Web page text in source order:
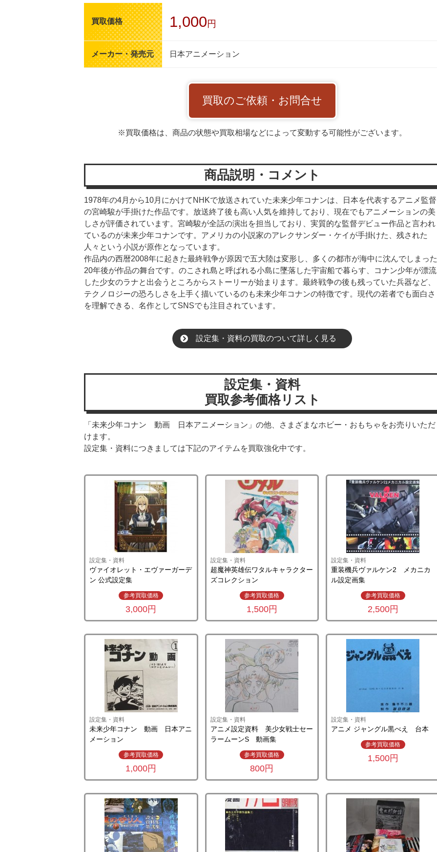
買取価格 1,000円
メーカー・発売元 日本アニメーション
買取のご依頼・お問合せ
※買取価格は、商品の状態や買取相場などによって変動する可能性がございます。
商品説明・コメント
1978年の4月から10月にかけてNHKで放送されていた未来少年コナンは、日本を代表するアニメ監督
の宮崎駿が手掛けた作品です。放送終了後も高い人気を維持しており、現在でもアニメーションの美
しさが評価されています。宮崎駿が全話の演出を担当しており、実質的な監督デビュー作品と言われ
ているのが未来少年コナンです。アメリカの小説家のアレクサンダー・ケイが手掛けた、残された
人々という小説が原作となっています。
作品内の西暦2008年に起きた最終戦争が原因で五大陸は変形し、多くの都市が海中に沈んでしまった
20年後が作品の舞台です。のこされ島と呼ばれる小島に墜落した宇宙船で暮らす、コナン少年が漂流
した少女のラナと出会うところからストーリーが始まります。最終戦争の後も残っていた兵器など、
テクノロジーの恐ろしさを上手く描いているのも未来少年コナンの特徴です。現代の若者でも面白さ
を理解できる、名作としてSNSでも注目されています。
設定集・資料の買取のついて詳しく見る
設定集・資料
買取参考価格リスト
「未来少年コナン 動画 日本アニメーション」の他、さまざまなホビー・おもちゃをお売りいただ
けます。
設定集・資料につきましては下記のアイテムを買取強化中です。
設定集・資料
ヴァイオレット・エヴァーガーデ
ン 公式設定集
参考買取価格
3,000円
設定集・資料
超魔神英雄伝ワタルキャラクター
ズコレクション
参考買取価格
1,500円
設定集・資料
重装機兵ヴァルケン2 メカニカ
ル設定画集
参考買取価格
2,500円
設定集・資料
未来少年コナン 動画 日本アニ
メーション
参考買取価格
1,000円
設定集・資料
アニメ設定資料 美少女戦士セー
ラームーンS 動画集
参考買取価格
800円
設定集・資料
アニメ ジャングル黒べえ 台本
参考買取価格
1,500円